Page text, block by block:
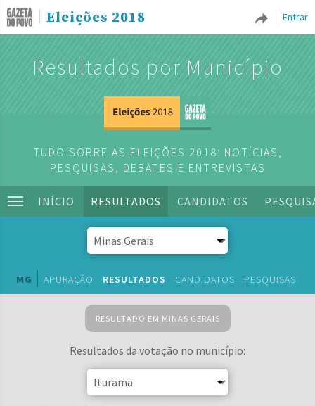
Entrar
Eleições 2018
Resultados por Município
TUDO SOBRE AS ELEIÇÕES 2018: NOTÍCIAS,
PESQUISAS, DEBATES E ENTREVISTAS
INÍCIO RESULTADOS CANDIDATOS
MG APURAÇÃO RESULTADOS CANDIDATOS PESQUISAS
RESULTADO EM MINAS GERAIS
Resultados da votação no município: